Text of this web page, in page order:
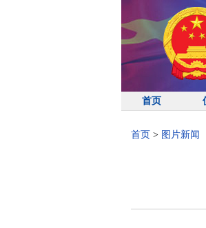
首页
首页 > 图片新闻